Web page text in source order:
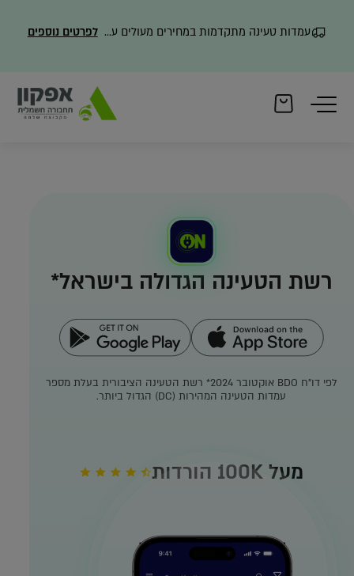
עמדות טעינה מתקדמות במחירים מעולים עם משלוח מהיר לפרטים נוספים
רשת הטעינה הגדולה בישראל*
לפי דו"ח BDO אוקטובר 2024*
רשת הטעינה הציבורית בעלת מספר
עמדות הטעינה המהירות (DC) הגדול ביותר.
מעל 100K הורדות